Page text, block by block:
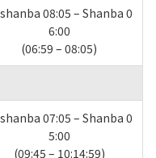
08:05 – Shanba 0
6:00
(06:59 – 08:05)
07:05 – Shanba 0
5:00
(09:45 – 10:14:59)